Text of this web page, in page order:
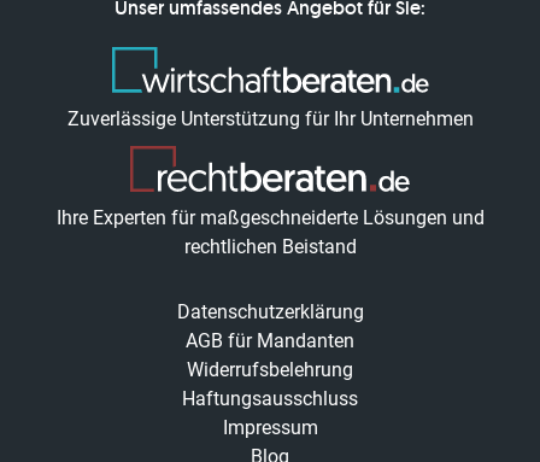
Unser umfassendes Angebot für Sie:
Zuverlässige Unterstützung für Ihr Unternehmen
Ihre Experten für maßgeschneiderte Lösungen und
rechtlichen Beistand
Datenschutzerklärung
AGB für Mandanten
Widerrufsbelehrung
Haftungsausschluss
Impressum
Blog